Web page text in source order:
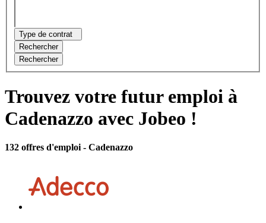
Type de contrat
Rechercher
Rechercher
Trouvez votre futur emploi à
Cadenazzo avec Jobeo !
132 offres d'emploi - Cadenazzo